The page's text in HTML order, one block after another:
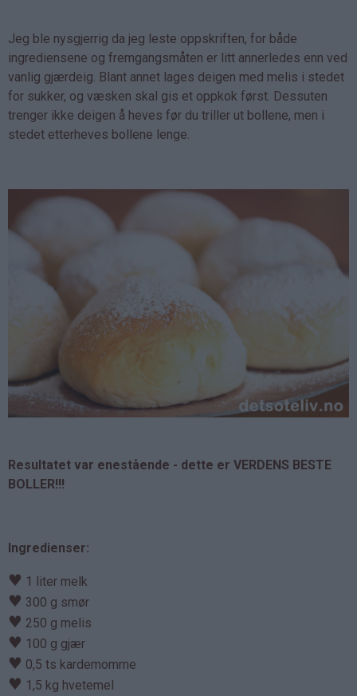
Jeg ble nysgjerrig da jeg leste oppskriften, for både
ingrediensene og fremgangsmåten er litt annerledes enn ved
vanlig gjærdeig. Blant annet lages deigen med melis i stedet
for sukker, og væsken skal gis et oppkok først. Dessuten
trenger ikke deigen å heves før du triller ut bollene, men i
stedet etterheves bollene lenge.
Resultatet var enestående - dette er VERDENS BESTE
BOLLER!!!
Ingredienser:
♥ 1 liter melk
♥ 300 g smør
♥ 250 g melis
♥ 100 g gjær
♥ 0,5 ts kardemomme
♥ 1,5 kg hvetemel